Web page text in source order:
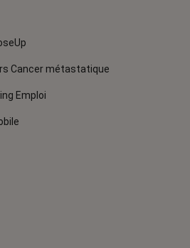
Cancer métastatique
Emploi